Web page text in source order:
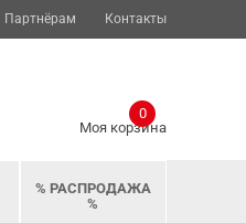
Партнёрам Контакты
Моя корзина
0
% РАСПРОДАЖА
%